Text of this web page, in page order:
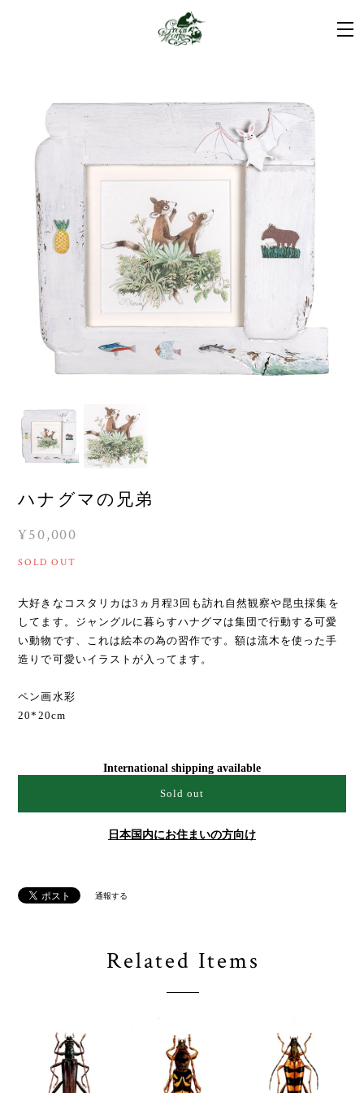
ハナグマの兄弟
¥50,000
SOLD OUT
大好きなコスタリカは3ヵ月程3回も訪れ自然観察や昆虫採集を
してます。ジャングルに暮らすハナグマは集団で行動する可愛
い動物です、これは絵本の為の習作です。額は流木を使った手
造りで可愛いイラストが入ってます。
ペン画水彩
20*20cm
International shipping available
Sold out
日本国内にお住まいの方向け
通報する
Related Items